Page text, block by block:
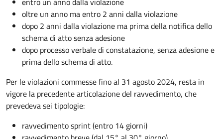
oltre un anno ma entro 2 anni dalla violazione
dopo 2 anni dalla violazione ma prima della notifica dello
schema di atto senza adesione
dopo processo verbale di constatazione, senza adesione e
prima dello schema di atto.
Per le violazioni commesse fino al 31 agosto 2024, resta in
vigore la precedente articolazione del ravvedimento, che
prevedeva sei tipologie:
ravvedimento sprint (entro 14 giorni)